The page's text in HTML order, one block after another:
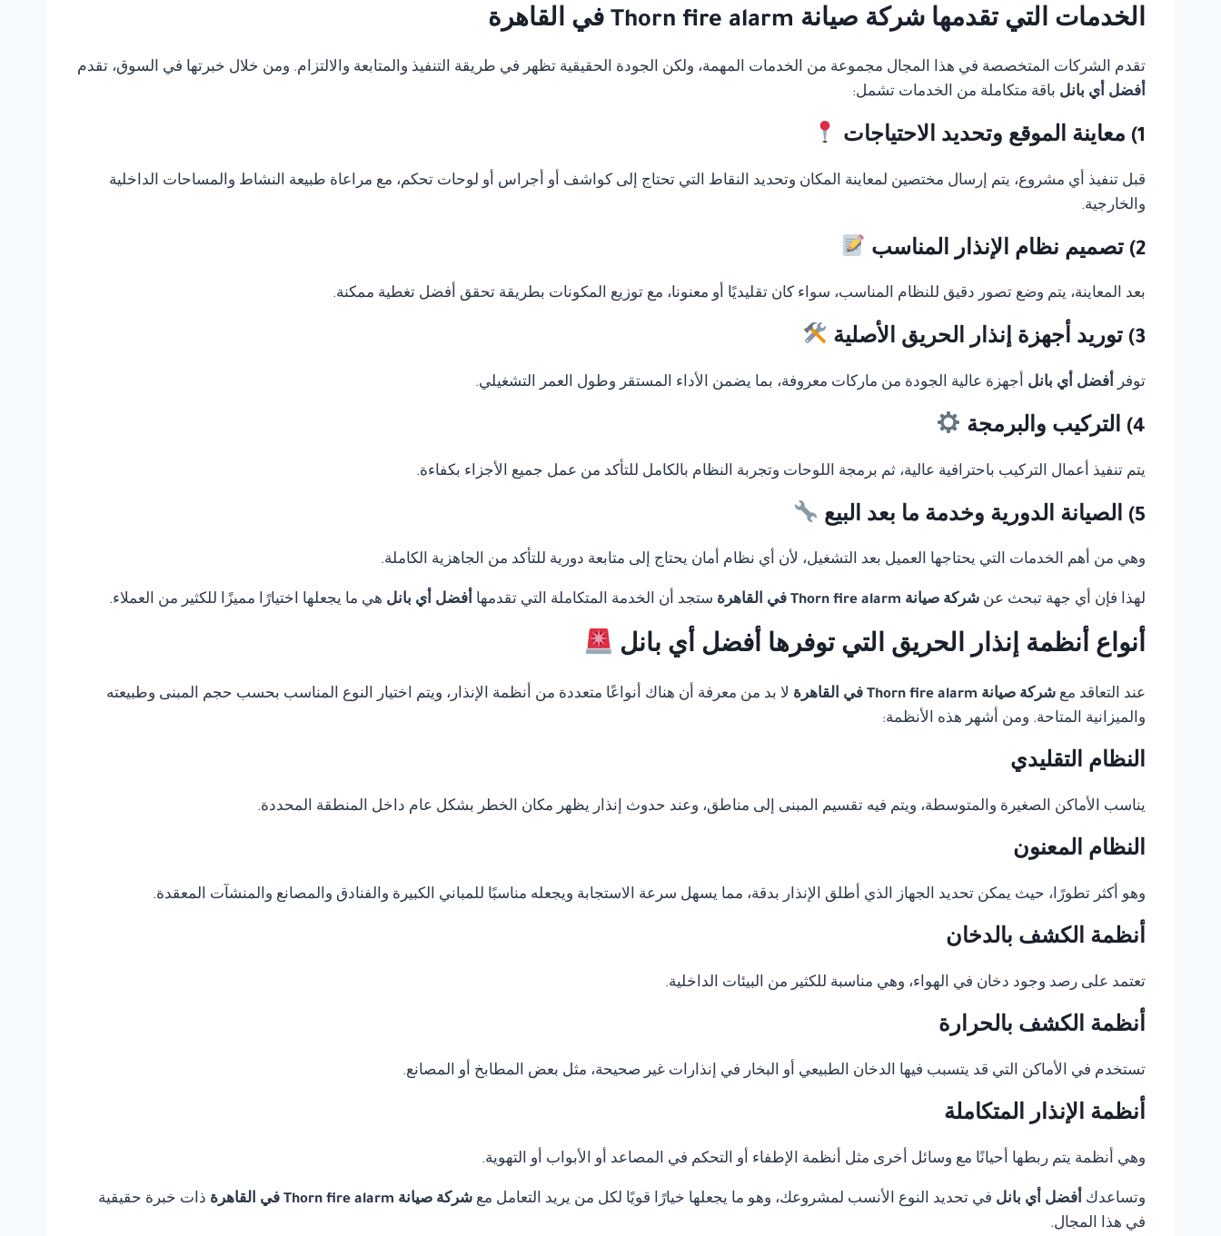
الخدمات التي تقدمها شركة صيانة Thorn fire alarm في القاهرة
تقدم الشركات المتخصصة في هذا المجال مجموعة من الخدمات المهمة، ولكن الجودة الحقيقية تظهر في طريقة التنفيذ والمتابعة والالتزام. ومن خلال خبرتها في السوق، تقدم
أفضل أي بانل باقة متكاملة من الخدمات تشمل:
1) معاينة الموقع وتحديد الاحتياجات
قبل تنفيذ أي مشروع، يتم إرسال مختصين لمعاينة المكان وتحديد النقاط التي تحتاج إلى كواشف أو أجراس أو لوحات تحكم، مع مراعاة طبيعة النشاط والمساحات الداخلية
والخارجية.
2) تصميم نظام الإنذار المناسب
بعد المعاينة، يتم وضع تصور دقيق للنظام المناسب، سواء كان تقليديًا أو معنونا، مع توزيع المكونات بطريقة تحقق أفضل تغطية ممكنة.
3) توريد أجهزة إنذار الحريق الأصلية
توفر أفضل أي بانل أجهزة عالية الجودة من ماركات معروفة، بما يضمن الأداء المستقر وطول العمر التشغيلي.
4) التركيب والبرمجة
يتم تنفيذ أعمال التركيب باحترافية عالية، ثم برمجة اللوحات وتجربة النظام بالكامل للتأكد من عمل جميع الأجزاء بكفاءة.
5) الصيانة الدورية وخدمة ما بعد البيع
وهي من أهم الخدمات التي يحتاجها العميل بعد التشغيل، لأن أي نظام أمان يحتاج إلى متابعة دورية للتأكد من الجاهزية الكاملة.
لهذا فإن أي جهة تبحث عن شركة صيانة Thorn fire alarm في القاهرة ستجد أن الخدمة المتكاملة التي تقدمها أفضل أي بانل هي ما يجعلها اختيارًا مميزًا للكثير من العملاء.
أنواع أنظمة إنذار الحريق التي توفرها أفضل أي بانل
عند التعاقد مع شركة صيانة Thorn fire alarm في القاهرة
لا بد من معرفة أن هناك أنواعًا متعددة من أنظمة الإنذار، ويتم اختيار النوع المناسب بحسب حجم المبنى وطبيعته
والميزانية المتاحة. ومن أشهر هذه الأنظمة:
النظام التقليدي
يناسب الأماكن الصغيرة والمتوسطة، ويتم فيه تقسيم المبنى إلى مناطق، وعند حدوث إنذار يظهر مكان الخطر بشكل عام داخل المنطقة المحددة.
النظام المعنون
وهو أكثر تطورًا، حيث يمكن تحديد الجهاز الذي أطلق الإنذار بدقة، مما يسهل سرعة الاستجابة ويجعله مناسبًا للمباني الكبيرة والفنادق والمصانع والمنشآت المعقدة.
أنظمة الكشف بالدخان
تعتمد على رصد وجود دخان في الهواء، وهي مناسبة للكثير من البيئات الداخلية.
أنظمة الكشف بالحرارة
تستخدم في الأماكن التي قد يتسبب فيها الدخان الطبيعي أو البخار في إنذارات غير صحيحة، مثل بعض المطابخ أو المصانع.
أنظمة الإنذار المتكاملة
وهي أنظمة يتم ربطها أحيانًا مع وسائل أخرى مثل أنظمة الإطفاء أو التحكم في المصاعد أو الأبواب أو التهوية.
وتساعدك أفضل أي بانل في تحديد النوع الأنسب لمشروعك، وهو ما يجعلها خيارًا قويًا لكل من يريد التعامل مع شركة صيانة Thorn fire alarm في القاهرة
ذات خبرة حقيقية
في هذا المجال.